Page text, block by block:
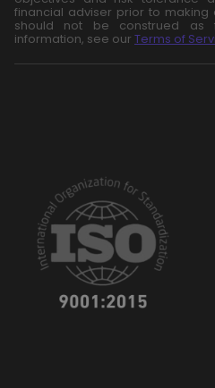
financial adviser prior to making
should not be construed as
information, see our Terms of